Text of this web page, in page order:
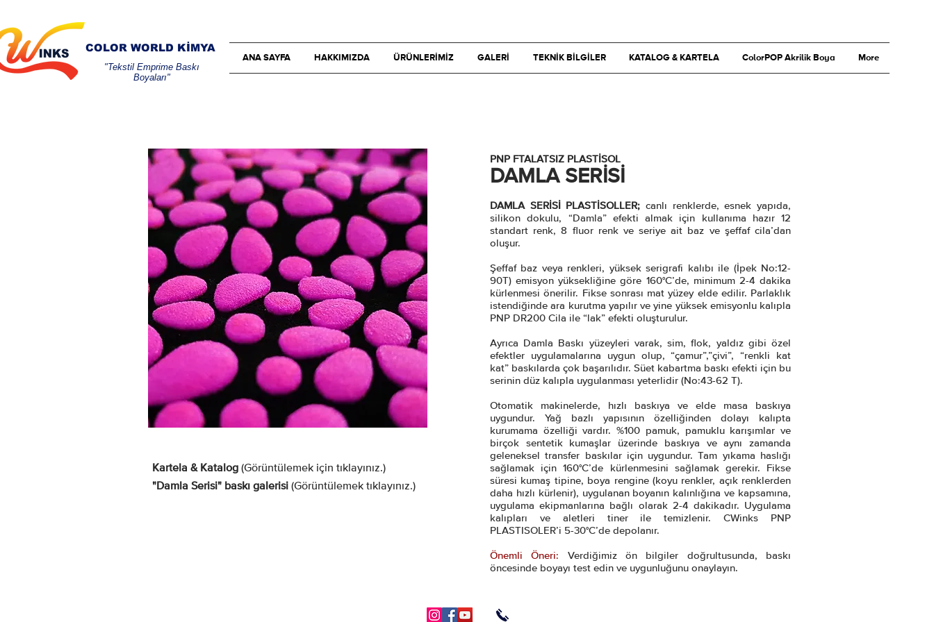
COLOR WORLD KİMYA
"Tekstil Emprime Baskı
Boyaları"
ANA SAYFA HAKKIMIZDA ÜRÜNLERİMİZ GALERİ TEKNİK BİLGİLER KATALOG & KARTELA ColorPOP Akrilik Boya More
Kartela & Katalog (Görüntülemek için tıklayınız.)
"Damla Serisi" baskı galerisi (Görüntülemek tıklayınız.)
PNP FTALATSIZ PLASTİSOL
DAMLA SERİSİ
DAMLA SERİSİ PLASTİSOLLER; canlı renklerde, esnek yapıda,
silikon dokulu, “Damla” efekti almak için kullanıma hazır 12
standart renk, 8 fluor renk ve seriye ait baz ve şeffaf cila’dan
oluşur.
Şeffaf baz veya renkleri, yüksek serigrafi kalıbı ile (İpek No:12-
90T) emisyon yüksekliğine göre 160°C’de, minimum 2-4 dakika
kürlenmesi önerilir. Fikse sonrası mat yüzey elde edilir. Parlaklık
istendiğinde ara kurutma yapılır ve yine yüksek emisyonlu kalıpla
PNP DR200 Cila ile “lak” efekti oluşturulur.
Ayrıca Damla Baskı yüzeyleri varak, sim, flok, yaldız gibi özel
efektler uygulamalarına uygun olup, “çamur”,”çivi”, “renkli kat
kat” baskılarda çok başarılıdır. Süet kabartma baskı efekti için bu
serinin düz kalıpla uygulanması yeterlidir (No:43-62 T).
Otomatik makinelerde, hızlı baskıya ve elde masa baskıya
uygundur. Yağ bazlı yapısının özelliğinden dolayı kalıpta
kurumama özelliği vardır. %100 pamuk, pamuklu karışımlar ve
birçok sentetik kumaşlar üzerinde baskıya ve aynı zamanda
geleneksel transfer baskılar için uygundur. Tam yıkama haslığı
sağlamak için 160°C’de kürlenmesini sağlamak gerekir. Fikse
süresi kumaş tipine, boya rengine (koyu renkler, açık renklerden
daha hızlı kürlenir), uygulanan boyanın kalınlığına ve kapsamına,
uygulama ekipmanlarına bağlı olarak 2-4 dakikadır. Uygulama
kalıpları ve aletleri tiner ile temizlenir. CWinks PNP
PLASTISOLER’i 5-30°C’de depolanır.
Önemli Öneri: Verdiğimiz ön bilgiler doğrultusunda, baskı
öncesinde boyayı test edin ve uygunluğunu onaylayın.